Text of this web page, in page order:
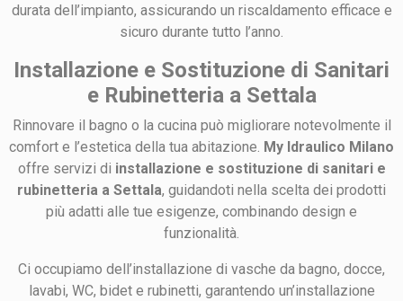
durata dell’impianto, assicurando un riscaldamento efficace e
sicuro durante tutto l’anno.
Installazione e Sostituzione di Sanitari
e Rubinetteria a Settala
Rinnovare il bagno o la cucina può migliorare notevolmente il
comfort e l’estetica della tua abitazione. My Idraulico Milano
offre servizi di installazione e sostituzione di sanitari e
rubinetteria a Settala, guidandoti nella scelta dei prodotti
più adatti alle tue esigenze, combinando design e
funzionalità.
Ci occupiamo dell’installazione di vasche da bagno, docce,
lavabi, WC, bidet e rubinetti, garantendo un’installazione